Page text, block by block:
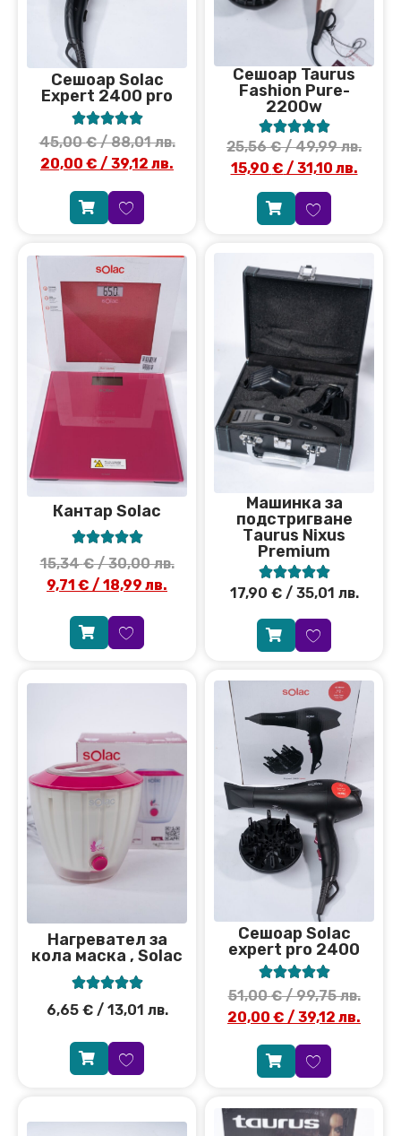
Сешоар Solac
Expert 2400 pro

45,00€/ 88,01 лв.
20,00 € / 39,12 лв.
Сешоар Taurus
Fashion Pure-
2200w

25,56€/ 49,99 лв.
15,90 € / 31,10 лв.
Кантар Solac

15,34€/ 30,00 лв.
9,71 € / 18,99 лв.
Машинка за
подстригване
Тaurus Nixus
Premium

17,90 €/ 35,01 лв.
Нагревател за
кола маска , Solac

6,65 €/ 13,01 лв.
Сешоар Solac
expert pro 2400

51,00€/ 99,75 лв.
20,00 € / 39,12 лв.